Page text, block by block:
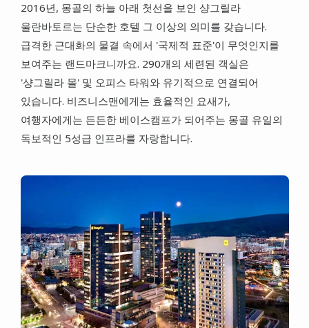
2016년, 몽골의 하늘 아래 첫선을 보인 샹그릴라
울란바토르는 단순한 호텔 그 이상의 의미를 갖습니다.
급격한 근대화의 물결 속에서 '국제적 표준'이 무엇인지를
보여주는 랜드마크니까요. 290개의 세련된 객실은
'샹그릴라 몰' 및 오피스 타워와 유기적으로 연결되어
있습니다. 비즈니스맨에게는 효율적인 요새가,
여행자에게는 든든한 베이스캠프가 되어주는 몽골 유일의
독보적인 5성급 인프라를 자랑합니다.